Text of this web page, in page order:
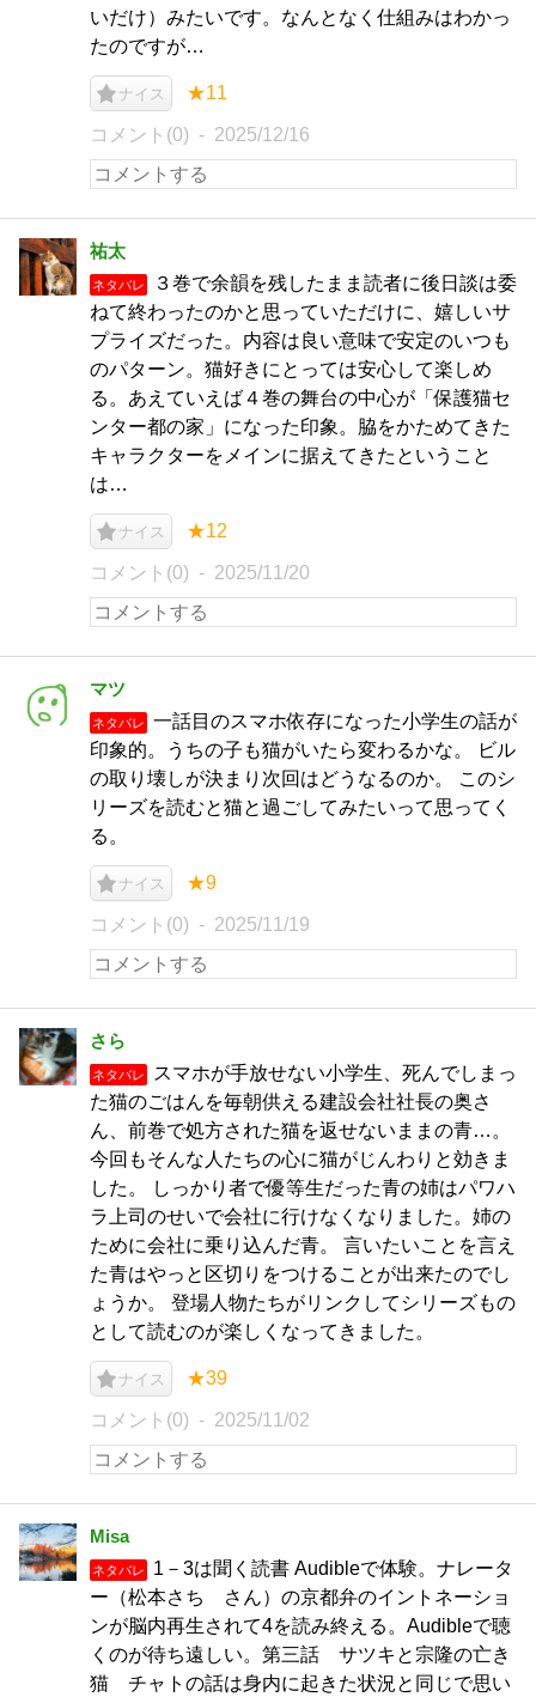
いだけ）みたいです。なんとなく仕組みはわかっ
たのですが…
ナイス ★11
コメント(0) 2025/12/16
祐太
ネタバレ
３巻で余韻を残したまま読者に後日談は委
ねて終わったのかと思っていただけに、嬉しいサ
プライズだった。内容は良い意味で安定のいつも
のパターン。猫好きにとっては安心して楽しめ
る。あえていえば４巻の舞台の中心が「保護猫セ
ンター都の家」になった印象。脇をかためてきた
キャラクターをメインに据えてきたということ
は…
ナイス ★12
コメント(0) 2025/11/20
マツ
ネタバレ
一話目のスマホ依存になった小学生の話が
印象的。うちの子も猫がいたら変わるかな。 ビル
の取り壊しが決まり次回はどうなるのか。 このシ
リーズを読むと猫と過ごしてみたいって思ってく
る。
ナイス ★9
コメント(0) 2025/11/19
さら
ネタバレ
スマホが手放せない小学生、死んでしまっ
た猫のごはんを毎朝供える建設会社社長の奥さ
ん、前巻で処方された猫を返せないままの青…。
今回もそんな人たちの心に猫がじんわりと効きま
した。 しっかり者で優等生だった青の姉はパワハ
ラ上司のせいで会社に行けなくなりました。姉の
ために会社に乗り込んだ青。 言いたいことを言え
た青はやっと区切りをつけることが出来たのでし
ょうか。 登場人物たちがリンクしてシリーズもの
として読むのが楽しくなってきました。
ナイス ★39
コメント(0) 2025/11/02
Misa
ネタバレ
1－3は聞く読書 Audibleで体験。ナレータ
ー（松本さち さん）の京都弁のイントネーショ
ンが脳内再生されて4を読み終える。Audibleで聴
くのが待ち遠しい。第三話 サツキと宗隆の亡き
猫 チャトの話は身内に起きた状況と同じで思い